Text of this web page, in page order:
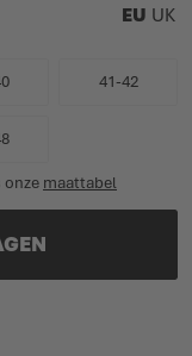
EU UK
41-42
onze maattabel